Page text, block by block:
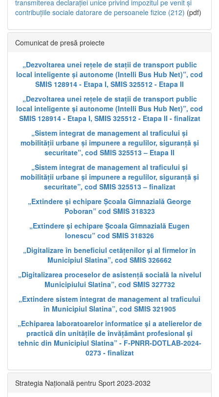
transmiterea declarației unice privind impozitul pe venit și
contribuțiile sociale datorare de persoanele fizice (212) (pdf)
Comunicat de presă proiecte
„Dezvoltarea unei rețele de stații de transport public
local inteligente și autonome (Intelli Bus Hub Net)”, cod
SMIS 128914 - Etapa I, SMIS 325512 - Etapa II
„Dezvoltarea unei rețele de stații de transport public
local inteligente și autonome (Intelli Bus Hub Net)”, cod
SMIS 128914 - Etapa I, SMIS 325512 - Etapa II - finalizat
„Sistem integrat de management al traficului și
mobilității urbane și impunere a regulilor, siguranță și
securitate”, cod SMIS 325513 – Etapa II
„Sistem integrat de management al traficului și
mobilității urbane și impunere a regulilor, siguranță și
securitate”, cod SMIS 325513 – finalizat
„Extindere și echipare Școala Gimnazială George
Poboran” cod SMIS 318323
„Extindere și echipare Școala Gimnazială Eugen
Ionescu” cod SMIS 318326
„Digitalizare în beneficiul cetățenilor și al firmelor în
Municipiul Slatina”, cod SMIS 326662
„Digitalizarea proceselor de asistență socială la nivelul
Municipiului Slatina”, cod SMIS 327732
„Extindere sistem integrat de management al traficului
în Municipiul Slatina”, cod SMIS 321905
„Echiparea laboratoarelor informatice și a atelierelor de
practică din unitățile de învățământ profesional și
tehnic din Municipiul Slatina” - F-PNRR-DOTLAB-2024-
0273 - finalizat
Strategia Națională pentru Sport 2023-2032